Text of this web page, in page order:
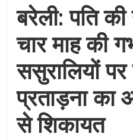
बरेली: पति
चार माह की
ससुरालियों पर
प्रताड़ना का
से शिकायत